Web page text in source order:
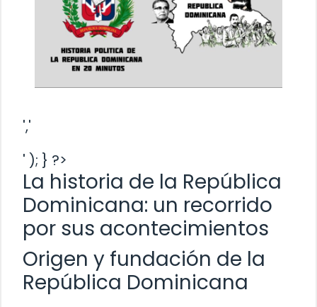
','
' ); } ?>
La historia de la República
Dominicana: un recorrido
por sus acontecimientos
Origen y fundación de la
República Dominicana